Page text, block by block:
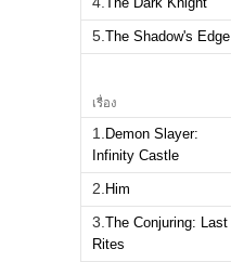
5. The Shadow's Edge
เรื่อง
1. Demon Slayer:
Infinity Castle
2. Him
3. The Conjuring: Last
Rites